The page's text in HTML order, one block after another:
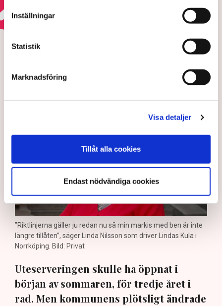
Inställningar
Statistik
Marknadsföring
Visa detaljer
Tillåt alla cookies
Endast nödvändiga cookies
Ultimatumet: Bort med
uteservering – ”Rena
”Riktlinjerna gäller ju redan nu så min markis med ben är inte
längre tillåten”, säger Linda Nilsson som driver Lindas Kula i
Norrköping. Bild: Privat
Uteserveringen skulle ha öppnat i
början av sommaren, för tredje året i
rad. Men kommunens plötsligt ändrade